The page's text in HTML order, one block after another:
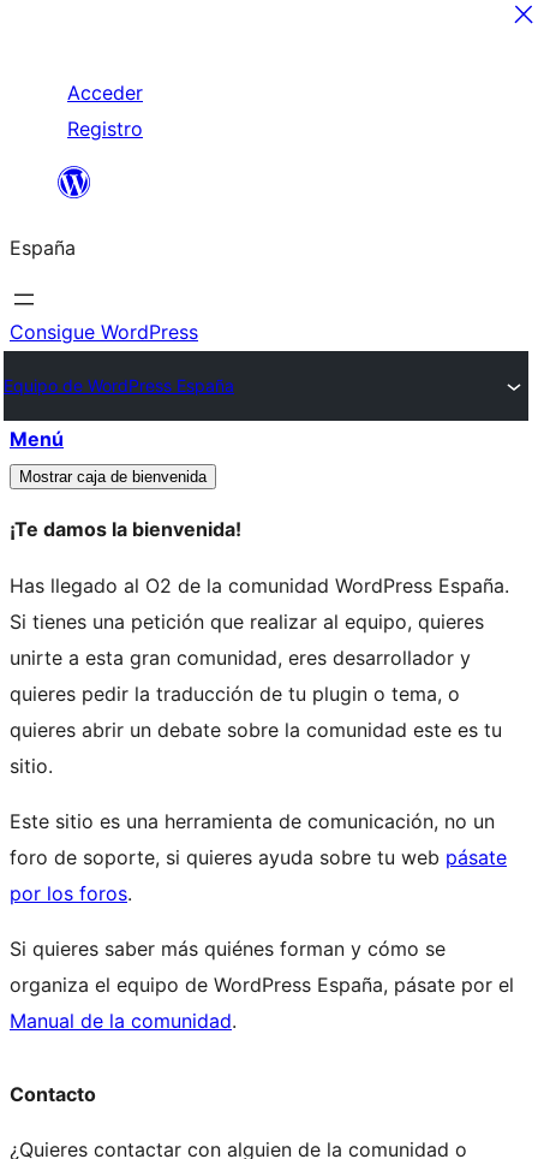
contenido
Acceder
Registro
España
Consigue WordPress
Equipo de WordPress España
Menú
Mostrar caja de bienvenida
¡Te damos la bienvenida!
Has llegado al O2 de la comunidad WordPress España.
Si tienes una petición que realizar al equipo, quieres
unirte a esta gran comunidad, eres desarrollador y
quieres pedir la traducción de tu plugin o tema, o
quieres abrir un debate sobre la comunidad este es tu
sitio.
Este sitio es una herramienta de comunicación, no un
foro de soporte, si quieres ayuda sobre tu web pásate
por los foros.
Si quieres saber más quiénes forman y cómo se
organiza el equipo de WordPress España, pásate por el
Manual de la comunidad.
Contacto
¿Quieres contactar con alguien de la comunidad o